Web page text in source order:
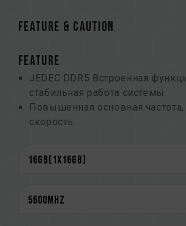
FEATURE & CAUTION
FEATURE
JEDEC DDR5 Встроенная
стабильная работа системы
Повышенная основная
скорость
Улучшенное конструктивное
Уменьшенное рабочее